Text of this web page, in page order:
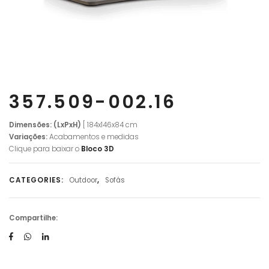
357.509-002.16
Dimensões: (LxPxH)
[ 184x146x84 cm
Variações:Acabamentos e medidas
Clique para baixar o Bloco 3D
CATEGORIES: Outdoor, Sofás
Compartilhe: